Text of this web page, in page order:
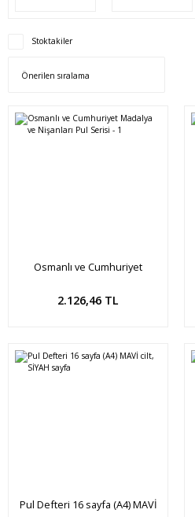
Stoktakiler
Osmanlı ve Cumhuriyet
1
2.126,46 TL
Sepete Ekle
Pul Defteri 16 sayfa (A4) MAVİ